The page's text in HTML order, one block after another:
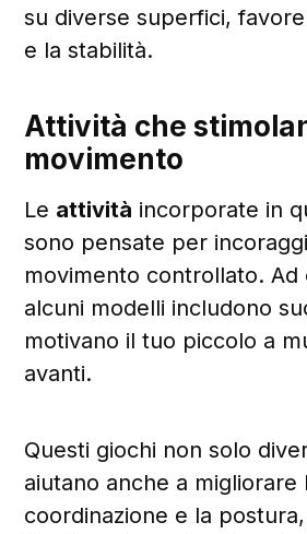
su diverse superfici,
e la stabilità.
Attività che
movimento
Le attività incorporate in
sono pensate per
movimento controllato. Ad
alcuni modelli includono
motivano il tuo piccolo a
avanti.
Questi giochi non solo
aiutano anche a migliorare
coordinazione e la